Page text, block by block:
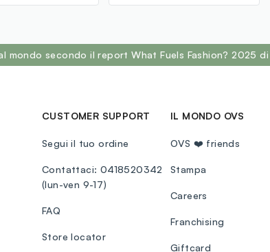
mondo secondo il report What Fuels Fashion? 2025 di
CUSTOMER SUPPORT
Segui il tuo ordine
Contattaci: 0418520342
(lun-ven 9-17)
FAQ
Store locator
IL MONDO OVS
OVS ❤️ friends
Stampa
Careers
Franchising
Giftcard